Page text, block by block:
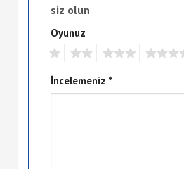
siz olun
Oyunuz
İncelemeniz *